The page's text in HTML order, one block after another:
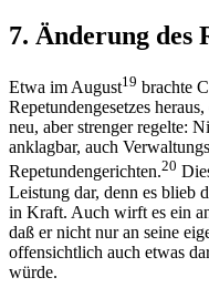
7. Änderung des
Etwa im August19 brachte
Repetundengesetzes
neu, aber strenger regelte:
anklagbar, auch
Repetundengerichten.20
Leistung dar, denn es blieb
in Kraft. Auch wirft es ein
daß er nicht nur an seine
offensichtlich auch etwas
würde.